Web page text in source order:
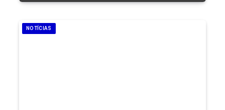
NOTÍCIAS